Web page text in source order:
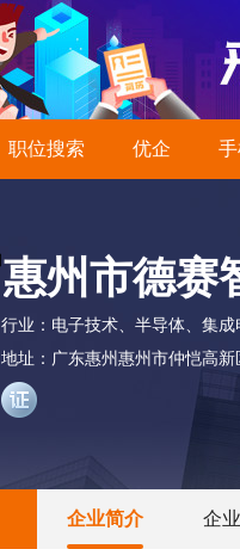
职位搜索 优企
惠州市德赛
行业： 电子技术、半导体、集成
地址： 广东惠州惠州市仲恺高
企业简介 企